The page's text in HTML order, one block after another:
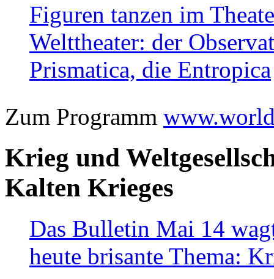
Figuren tanzen im
Welttheater: der
Prismatica, die Entropica
Zum Programm
Krieg und
Kalten Krieges
Das Bulletin Mai 14
heute brisante Thema: